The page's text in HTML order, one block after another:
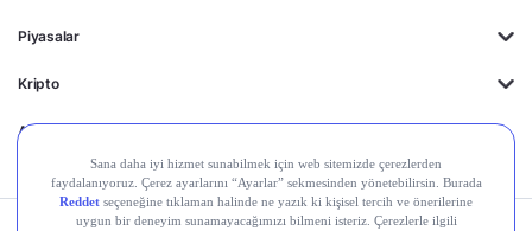
Piyasalar
Kripto
Ayrıcalıklar